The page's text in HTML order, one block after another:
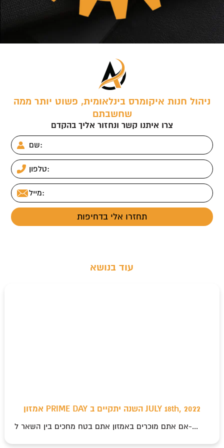
ניהול חנות איקומרס בינלאומית, פשוט יותר ממה
שחשבתם
צרו איתנו קשר ונחזור אליך בהקדם
עוד בנושא
אמזון PRIME DAY השנה יתקיים ב JULY 18th, 2022
אם אתם מוכרים באמזון אתם בטח מחכים בין השאר ל-...